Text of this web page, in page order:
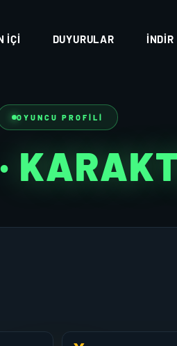
İÇI DUYURULAR İNDIR
OYUNCU PROFILI
·